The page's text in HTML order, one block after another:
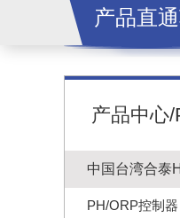
产品直
产品中心
中国台湾合泰
PH/ORP控制器